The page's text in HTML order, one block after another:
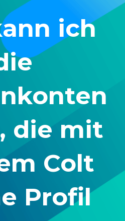
ich
die mit
Colt
Profil